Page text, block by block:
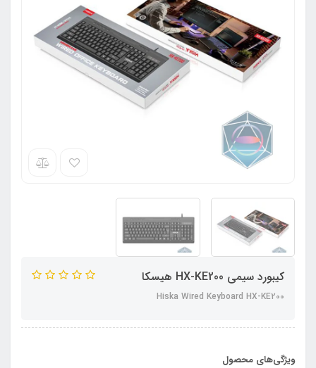
کیبورد سیمی HX-KE200 هیسکا
Hiska Wired Keyboard HX-KE200
ویژگی‌های محصول